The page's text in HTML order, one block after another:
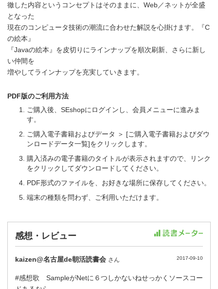
徹した内容というコンセプトはそのままに、Web／ネットが全盛
となった
現在のコンピュータ技術の潮流に合わせた解説を心掛けます。『C
の絵本』
『Javaの絵本』を皮切りにラインナップを順次刷新、さらに新し
い仲間を
増やしてラインナップを充実していきます。
PDF版のご利用方法
ご購入後、SEshopにログインし、会員メニューに進みま
す。
ご購入電子書籍およびデータ ＞ [ご購入電子書籍およびダウ
ンロードデータ一覧]をクリックします。
購入済みの電子書籍のタイトルが表示されますので、リンク
をクリックしてダウンロードしてください。
PDF形式のファイルを、お好きな場所に保存してください。
端末の種類を問わず、ご利用いただけます。
感想・レビュー
kaizen@名古屋de朝活読書会 さん 2017-09-10
#感想歌 SampleがNetに６つしかないねせっかくソースコー